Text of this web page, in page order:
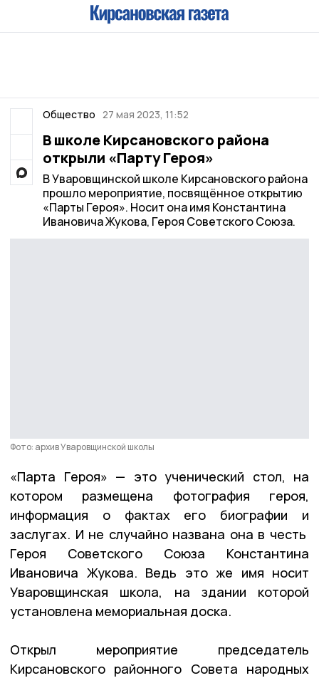
Общество 27 мая 2023, 11:52
В школе Кирсановского района
открыли «Парту Героя»
В Уваровщинской школе Кирсановского района
прошло мероприятие, посвящённое открытию
«Парты Героя». Носит она имя Константина
Ивановича Жукова, Героя Советского Союза.
Фото: архив Уваровщинской школы
«Парта Героя» — это ученический стол, на
котором размещена фотография героя,
информация о фактах его биографии и
заслугах. И не случайно названа она в честь
Героя Советского Союза Константина
Ивановича Жукова. Ведь это же имя носит
Уваровщинская школа, на здании которой
установлена мемориальная доска.
Открыл мероприятие председатель
Кирсановского районного Совета народных